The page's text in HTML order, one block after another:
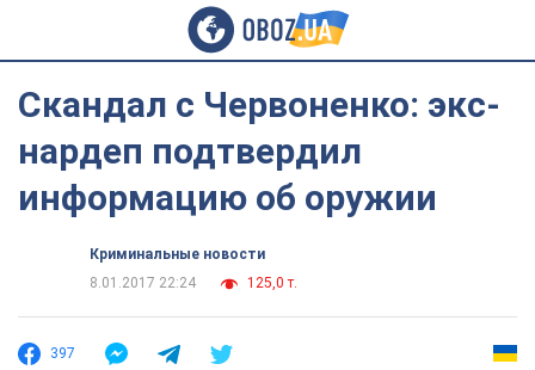
Скандал с Червоненко: экс-
нардеп подтвердил
информацию об оружии
Криминальные новости
8.01.2017 22:24
125,0 т.
397